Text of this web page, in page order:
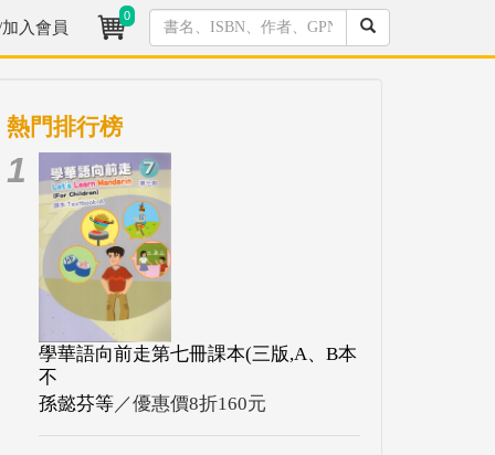
入會員
0
熱門排行榜
1
學華語向前走第七冊課本(三版,A、B本
不
孫懿芬等／優惠價8折160元